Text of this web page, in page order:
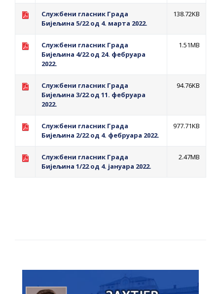
Службени гласник Града
Бијељина 5/22 од 4. марта 2022.
138.72KB
Службени гласник Града
Бијељина 4/22 од 24. фебруара
2022.
1.51MB
Службени гласник Града
Бијељина 3/22 од 11. фебруара
2022.
94.76KB
Службени гласник Града
Бијељина 2/22 од 4. фебруара 2022.
977.71KB
Службени гласник Града
Бијељина 1/22 од 4. јануара 2022.
2.47MB